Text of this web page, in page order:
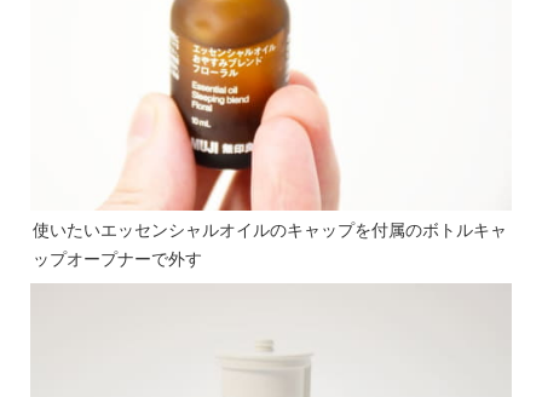
使いたいエッセンシャルオイルのキャップを付属のボトルキャ
ップオープナーで外す